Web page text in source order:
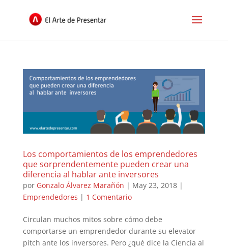
Los comportamientos de los emprendedores
que sorprendentemente pueden crear una
diferencia al hablar ante inversores
por Gonzalo Álvarez Marañón | May 23, 2018|
Emprendedores | 1 Comentario
Circulan muchos mitos sobre cómo debe
comportarse un emprendedor durante su elevator
pitch ante los inversores. Pero ¿qué dice la Ciencia al